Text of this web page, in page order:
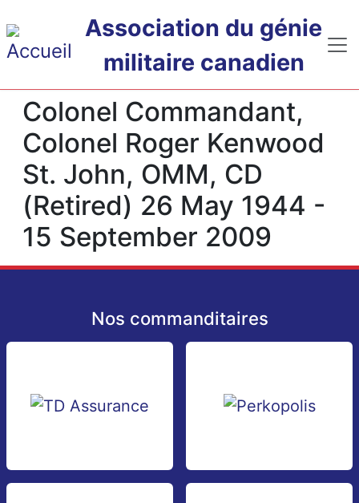
Association du génie
militaire canadien
Colonel Commandant,
Colonel Roger Kenwood
St. John, OMM, CD
(Retired) 26 May 1944 -
15 September 2009
Nos commanditaires